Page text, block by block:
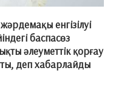
енгізілуі
баспасөз
әлеуметтік қорғау
деп хабарлайды